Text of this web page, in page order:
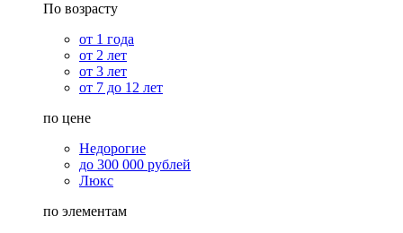
По возрасту
от 1 года
от 2 лет
от 3 лет
от 7 до 12 лет
по цене
Недорогие
до 300 000 рублей
Люкс
по элементам